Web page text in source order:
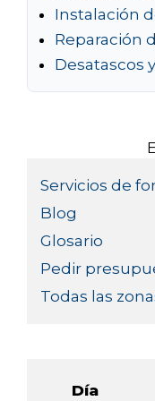
Instalación
Reparación
Desatascos
Servicios de
Blog
Glosario
Pedir
Todas las
Día